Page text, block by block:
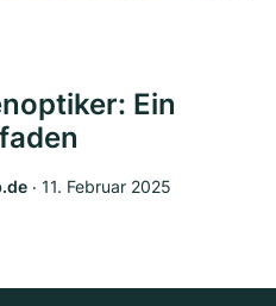
Ein
‧ 11. Februar 2025